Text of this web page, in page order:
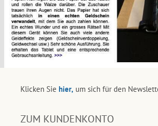
Klicken Sie hier, um sich für den
ZUM KUNDENKONTO